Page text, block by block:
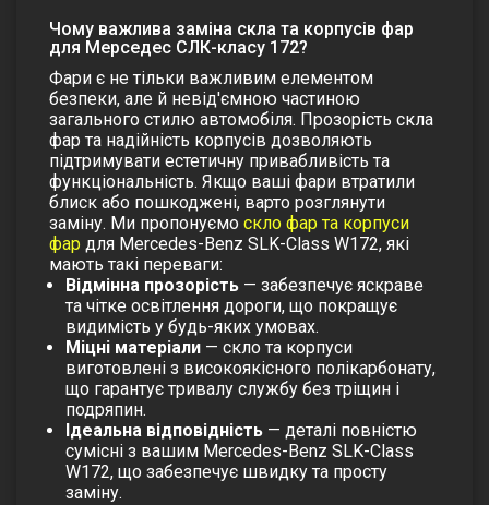
Чому важлива заміна скла та корпусів фар
для Мерседес СЛК-класу 172?
Фари є не тільки важливим елементом
безпеки, але й невід'ємною частиною
загального стилю автомобіля. Прозорість скла
фар та надійність корпусів дозволяють
підтримувати естетичну привабливість та
функціональність. Якщо ваші фари втратили
блиск або пошкоджені, варто розглянути
заміну. Ми пропонуємо скло фар та корпуси
фар для Mercedes-Benz SLK-Class W172, які
мають такі переваги:
Відмінна прозорість — забезпечує яскраве
та чітке освітлення дороги, що покращує
видимість у будь-яких умовах.
Міцні матеріали — скло та корпуси
виготовлені з високоякісного полікарбонату,
що гарантує тривалу службу без тріщин і
подряпин.
Ідеальна відповідність — деталі повністю
сумісні з вашим Mercedes-Benz SLK-Class
W172, що забезпечує швидку та просту
заміну.